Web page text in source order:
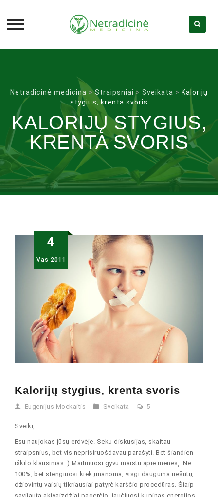
Netradicinė medicina >Straipsniai > Sveikata > Kalorijų
stygius, krenta svoris
KALORIJŲ STYGIUS,
KRENTA SVORIS
4
Vas 2011
Kalorijų stygius, krenta svoris
Eugenijus Mockaitis Sveikata 5
Sveiki,
Esu naujokas jūsų erdvėje. Seku diskusijas, skaitau
straipsnius, bet vis neprisiruošdavau parašyti. Bet šiandien
iškilo klausimas :) Maitinuosi gyvu maistu apie mėnesį. Ne
100%, bet stengiuosi kiek įmanoma, visgi dauguma riešutų,
džiovintų vaisių tikriausiai patyrė karščio procedūras. Šiaip
savijauta akivaizdžiai pagerėjo, jaučiuosi kupinas energijos.